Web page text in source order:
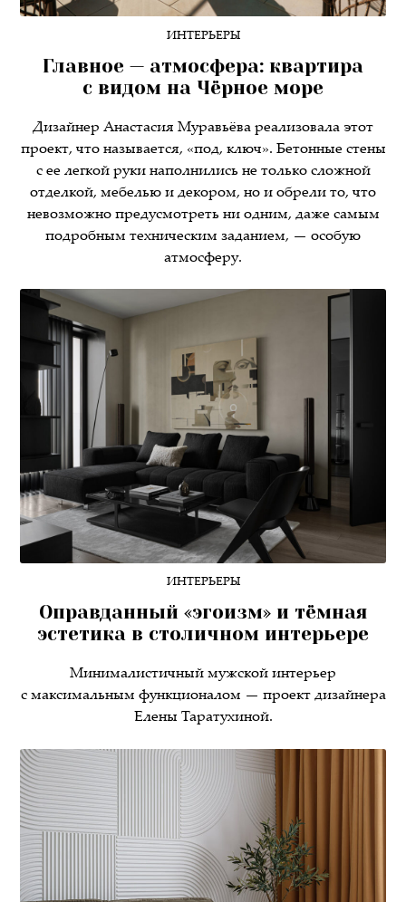
ИНТЕРЬЕРЫ
Главное — атмосфера: квартира
с видом на Чёрное море
Дизайнер Анастасия Муравьёва реализовала этот
проект, что называется, «под, ключ». Бетонные стены
с ее легкой руки наполнились не только сложной
отделкой, мебелью и декором, но и обрели то, что
невозможно предусмотреть ни одним, даже самым
подробным техническим заданием, — особую
атмосферу.
ИНТЕРЬЕРЫ
Оправданный «эгоизм» и тёмная
эстетика в столичном интерьере
Минималистичный мужской интерьер
с максимальным функционалом — проект дизайнера
Елены Таратухиной.